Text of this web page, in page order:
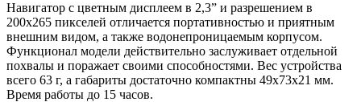
Навигатор с цветным дисплеем в 2,3” и разрешением в
200х265 пикселей отличается портативностью и приятным
внешним видом, а также водонепроницаемым корпусом.
Функционал модели действительно заслуживает отдельной
похвалы и поражает своими способностями. Вес устройства
всего 63 г, а габариты достаточно компактны 49х73х21 мм.
Время работы до 15 часов.